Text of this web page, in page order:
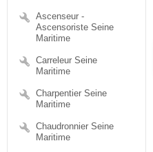
Ascenseur -
Ascensoriste Seine
Maritime
Carreleur Seine
Maritime
Charpentier Seine
Maritime
Chaudronnier Seine
Maritime